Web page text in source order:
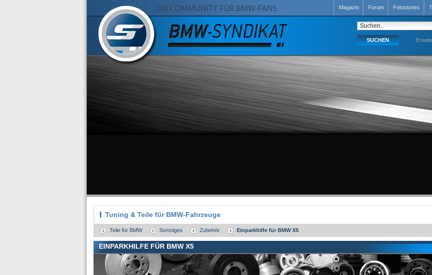
Magazin Forum Fotostories
Tuning & Teile für BMW-Fahrzeuge
Teile für BMW Sonstiges Zubehör Einparkhilfe für BMW X5
EINPARKHILFE FÜR BMW X5